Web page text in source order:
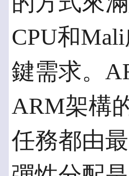
CPU和
鍵需求。
ARM架構
任務都由